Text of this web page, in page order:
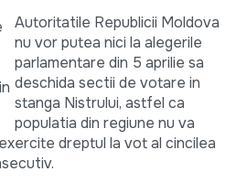
Autoritatile Republicii Moldova
nu vor putea nici la alegerile
parlamentare din 5 aprilie sa
deschida sectii de votare in
stanga Nistrului, astfel ca
populatia din regiune nu va
dreptul la vot al cincilea